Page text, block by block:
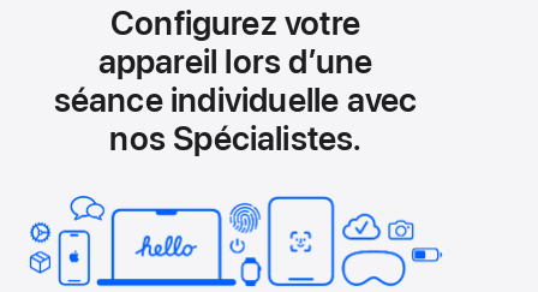
Configurez votre
appareil lors d’une
séance individuelle avec
nos Spécialistes.